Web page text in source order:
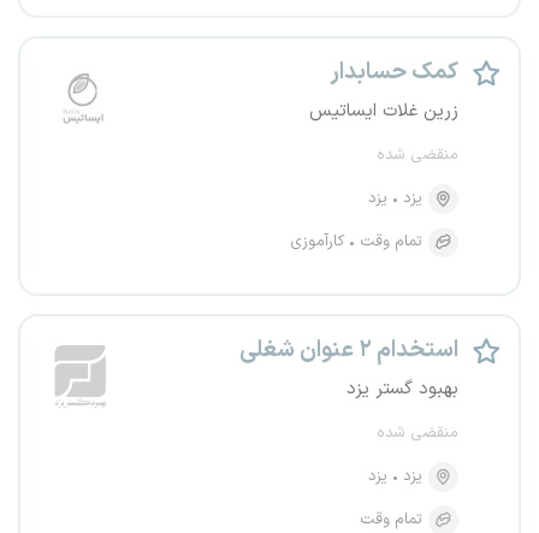
کمک حسابدار
زرین غلات ایساتیس
منقضی شده
یزد
یزد
تمام وقت
کارآموزی
استخدام ۲ عنوان شغلی
بهبود گستر یزد
منقضی شده
یزد
یزد
تمام وقت